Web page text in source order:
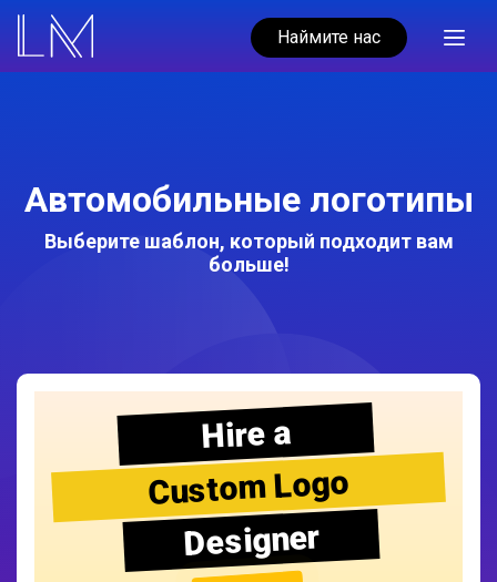
Наймите нас
Автомобильные логотипы
Выберите шаблон, который подходит вам
больше!
Hire a
Custom Logo
Designer